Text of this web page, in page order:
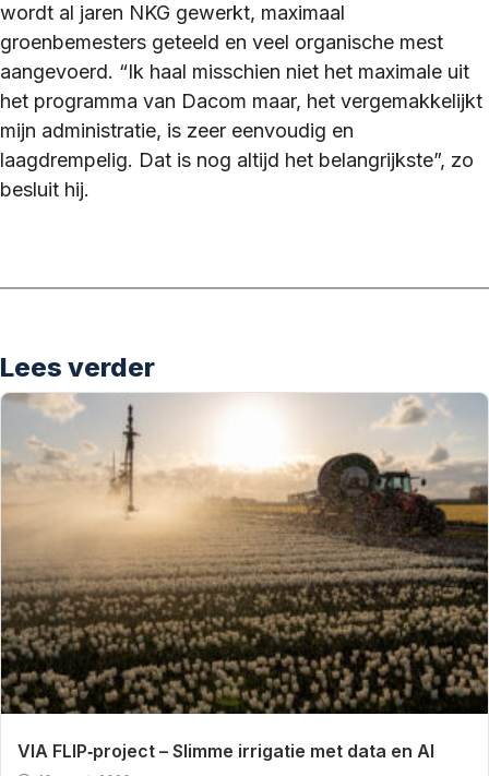
wordt al jaren NKG gewerkt, maximaal
groenbemesters geteeld en veel organische mest
aangevoerd. “Ik haal misschien niet het maximale uit
het programma van Dacom maar, het vergemakkelijkt
mijn administratie, is zeer eenvoudig en
laagdrempelig. Dat is nog altijd het belangrijkste”, zo
besluit hij.
Lees verder
VIA FLIP‑project – Slimme irrigatie met data en AI